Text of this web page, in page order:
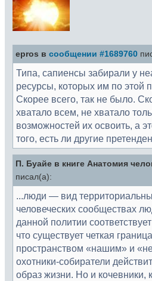
epros в сообщении #1689760
Типа, сапиенсы забирали у
ресурсы, которых им по этой
Скорее всего, так не было.
хватало всем, не хватало
возможностей их освоить, а
того, есть ли другие
П. Буайе в книге Анатомия
писал(а):
...люди — вид
человеческих сообществах
данной политии
что существует четкая
пространством «нашим» и
охотники-собиратели
образ жизни. Но и кочевники,